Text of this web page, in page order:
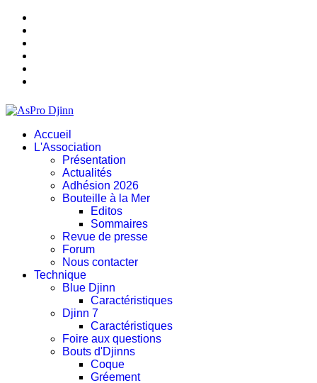
Accueil
L'Association
Présentation
Actualités
Adhésion 2026
Bouteille à la Mer
Editos
Sommaires
Revue de presse
Forum
Nous contacter
Technique
Blue Djinn
Caractéristiques
Djinn 7
Caractéristiques
Foire aux questions
Bouts d'Djinns
Coque
Gréement